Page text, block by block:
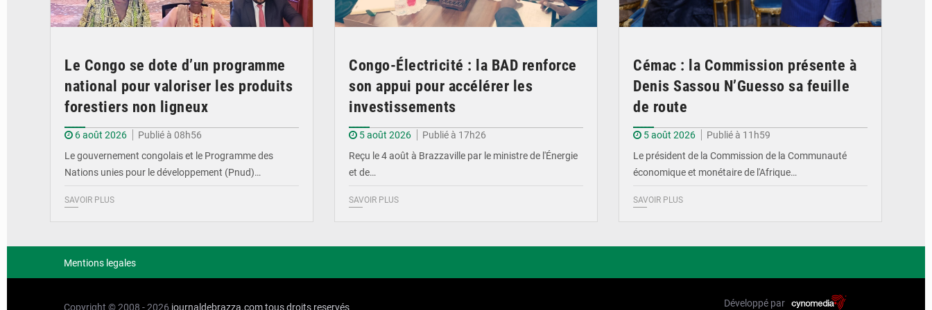
Le Congo se dote d’un programme
national pour valoriser les produits
forestiers non ligneux
6 août 2026
Publié à 08h56
Le gouvernement congolais et le Programme des
Nations unies pour le développement (Pnud)…
SAVOIR PLUS
Congo-Électricité : la BAD renforce
son appui pour accélérer les
investissements
5 août 2026
Publié à 17h26
Reçu le 4 août à Brazzaville par le ministre de l'Énergie
et de…
SAVOIR PLUS
Cémac : la Commission présente à
Denis Sassou N’Guesso sa feuille
de route
5 août 2026
Publié à 11h59
Le président de la Commission de la Communauté
économique et monétaire de l'Afrique…
SAVOIR PLUS
Mentions legales
Copyright © 2008 - 2026 journaldebrazza.comtous droits reservés Développé par